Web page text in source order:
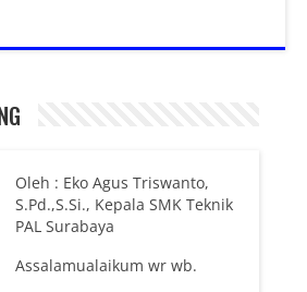
Oleh : Eko Agus Triswanto,
S.Pd.,S.Si., Kepala SMK Teknik
PAL Surabaya
Assalamualaikum wr wb.